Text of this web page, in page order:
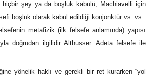
şey ya da boşluk kabulü, Machiavelli için
boşluk olarak kabul edildiği konjonktür vs. vs..
metafizik (ilk felsefe anlamında) yapısı
doğrudan ilgilidir Althusser. Adeta felsefe ile
yönelik haklı ve gerekli bir ret kurarken “yol